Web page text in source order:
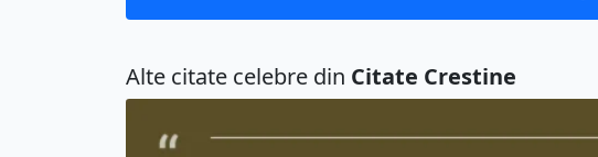
Alte citate celebre din Citate Crestine